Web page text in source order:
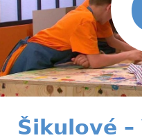
Šikulové –